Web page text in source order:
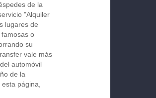
de la
"Alquiler
lugares de
o
su
vale más
automóvil
de la
página,